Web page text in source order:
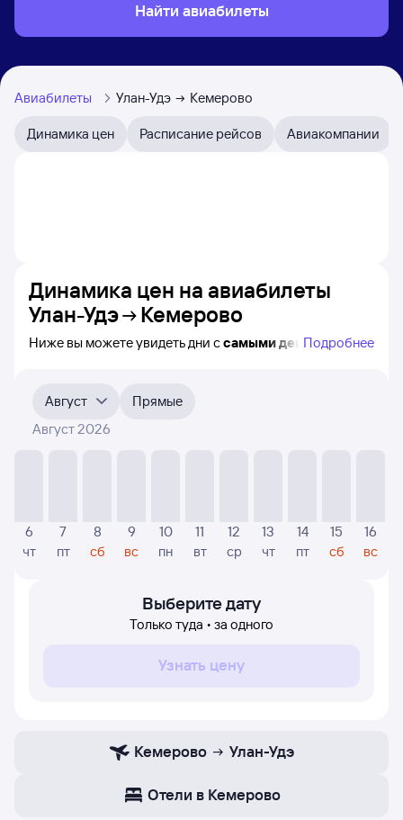
Найти авиабилеты
Авиабилеты Улан-Удэ Кемерово
Динамика цен Расписание рейсов Авиакомпании
Динамика цен на авиабилеты
Улан-Удэ
Кемерово
Ниже вы можете увидеть дни ссамыми дешёвыми
месяцы. Выберите дату, перейдите по клику к поиску
билетов на самолёт и просмотру
Если никто не искал авиабилетов по маршруту Улан-
Удэ — Кемерово, то цены могут отсутствовать
частично или полностью. В этом случае заполните
Подробнее
Август
Прямые
Август 2026
6
чт
7
пт
8
сб
9
вс
10
пн
11
вт
12
ср
13
чт
14
пт
15
сб
16
вс
Выберите дату
Только туда • за одного
Узнать цену
Кемерово Улан-Удэ
Отели в Кемерово